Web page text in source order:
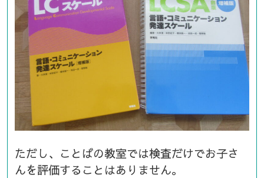
ただし、ことばの教室では検査だけでお子さ
んを評価することはありません。